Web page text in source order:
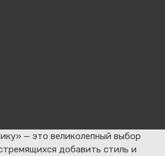
— это великолепный выбор
добавить стиль и